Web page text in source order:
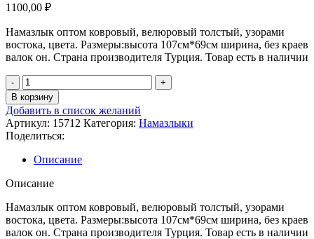
1100,00 ₽
Намазлык оптом ковровый, велюровый толстый, узорами
востока, цвета. Размеры:высота 107см*69см ширина, без краев
валок он. Страна производителя Турция. Товар есть в наличии
Количество
товара
намазлык
оптом
ковровый,
велюровый
толстый,
узорами
востока
В корзину
Добавить в список желаний
Артикул: 15712 Категория: Намазлыки
Поделиться:
Описание
Описание
Намазлык оптом ковровый, велюровый толстый, узорами
востока, цвета. Размеры:высота 107см*69см ширина, без краев
валок он. Страна производителя Турция. Товар есть в наличии